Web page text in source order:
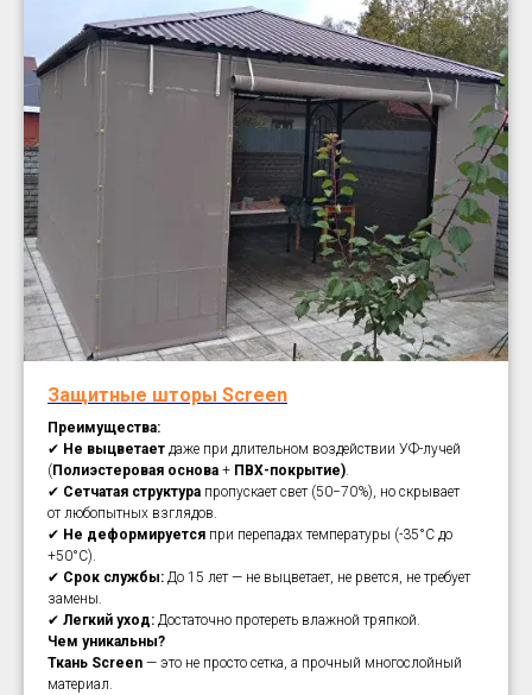
Защитные шторы Screen
Преимущества:
✔ Не выцветает даже при длительном воздействии УФ-лучей
(Полиэстеровая основа + ПВХ-покрытие)
✔ Сетчатая структура пропускает свет (50−70%), но скрывает
от любопытных взглядов.
✔ Не деформируется при перепадах температуры (-35°C до
+50°C).
✔ Срок службы: До 15 лет — не выцветает, не рвется, не требует
замены.
✔ Легкий уход: Достаточно протереть влажной тряпкой.
Чем уникальны?
Ткань Screen — это не просто сетка, а прочный многослойный
материал.